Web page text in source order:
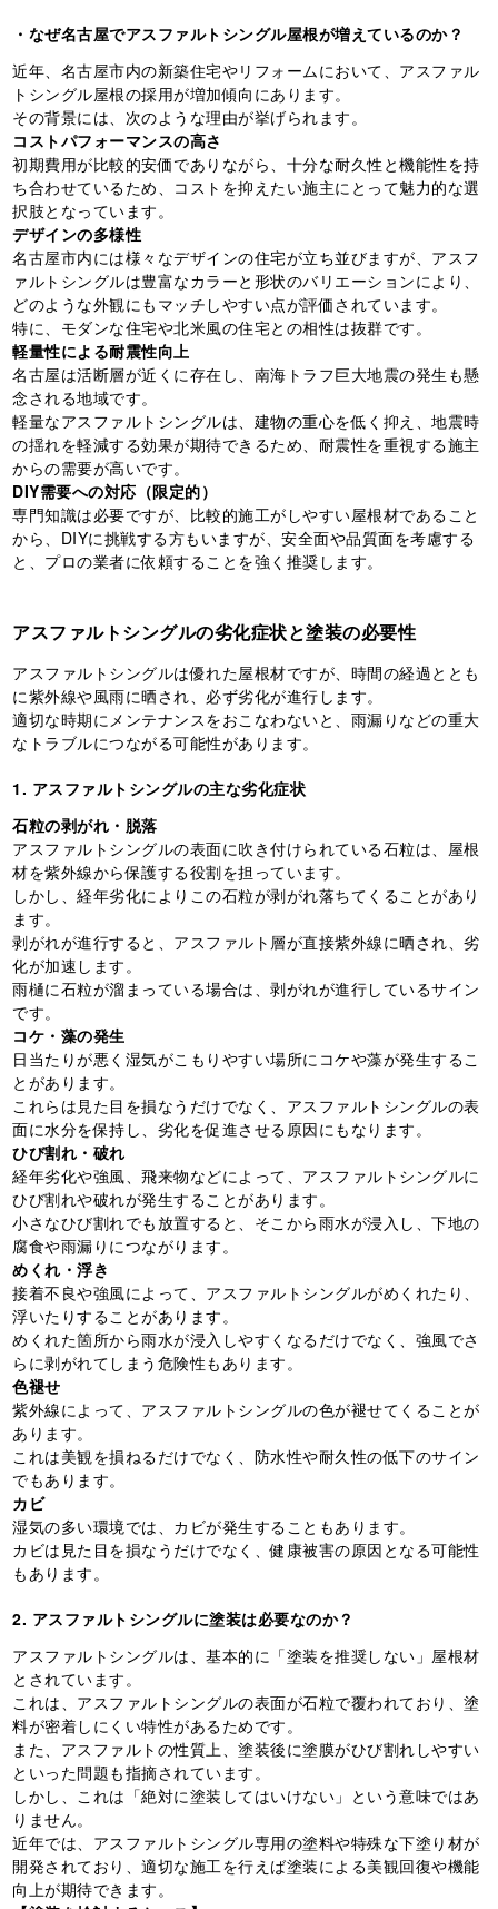
・なぜ名古屋でアスファルトシングル屋根が増えているのか？
近年、名古屋市内の新築住宅やリフォームにおいて、アスファル
トシングル屋根の採用が増加傾向にあります。
その背景には、次のような理由が挙げられます。
コストパフォーマンスの高さ
初期費用が比較的安価でありながら、十分な耐久性と機能性を持
ち合わせているため、コストを抑えたい施主にとって魅力的な選
択肢となっています。
デザインの多様性
名古屋市内には様々なデザインの住宅が立ち並びますが、アスフ
ァルトシングルは豊富なカラーと形状のバリエーションにより、
どのような外観にもマッチしやすい点が評価されています。
特に、モダンな住宅や北米風の住宅との相性は抜群です。
軽量性による耐震性向上
名古屋は活断層が近くに存在し、南海トラフ巨大地震の発生も懸
念される地域です。
軽量なアスファルトシングルは、建物の重心を低く抑え、地震時
の揺れを軽減する効果が期待できるため、耐震性を重視する施主
からの需要が高いです。
DIY需要への対応（限定的）
専門知識は必要ですが、比較的施工がしやすい屋根材であること
から、DIYに挑戦する方もいますが、安全面や品質面を考慮する
と、プロの業者に依頼することを強く推奨します。
アスファルトシングルの劣化症状と塗装の必要性
アスファルトシングルは優れた屋根材ですが、時間の経過ととも
に紫外線や風雨に晒され、必ず劣化が進行します。
適切な時期にメンテナンスをおこなわないと、雨漏りなどの重大
なトラブルにつながる可能性があります。
1. アスファルトシングルの主な劣化症状
石粒の剥がれ・脱落
アスファルトシングルの表面に吹き付けられている石粒は、屋根
材を紫外線から保護する役割を担っています。
しかし、経年劣化によりこの石粒が剥がれ落ちてくることがあり
ます。
剥がれが進行すると、アスファルト層が直接紫外線に晒され、劣
化が加速します。
雨樋に石粒が溜まっている場合は、剥がれが進行しているサイン
です。
コケ・藻の発生
日当たりが悪く湿気がこもりやすい場所にコケや藻が発生するこ
とがあります。
これらは見た目を損なうだけでなく、アスファルトシングルの表
面に水分を保持し、劣化を促進させる原因にもなります。
ひび割れ・破れ
経年劣化や強風、飛来物などによって、アスファルトシングルに
ひび割れや破れが発生することがあります。
小さなひび割れでも放置すると、そこから雨水が浸入し、下地の
腐食や雨漏りにつながります。
めくれ・浮き
接着不良や強風によって、アスファルトシングルがめくれたり、
浮いたりすることがあります。
めくれた箇所から雨水が浸入しやすくなるだけでなく、強風でさ
らに剥がれてしまう危険性もあります。
色褪せ
紫外線によって、アスファルトシングルの色が褪せてくることが
あります。
これは美観を損ねるだけでなく、防水性や耐久性の低下のサイン
でもあります。
カビ
湿気の多い環境では、カビが発生することもあります。
カビは見た目を損なうだけでなく、健康被害の原因となる可能性
もあります。
2. アスファルトシングルに塗装は必要なのか？
アスファルトシングルは、基本的に「塗装を推奨しない」屋根材
とされています。
これは、アスファルトシングルの表面が石粒で覆われており、塗
料が密着しにくい特性があるためです。
また、アスファルトの性質上、塗装後に塗膜がひび割れしやすい
といった問題も指摘されています。
しかし、これは「絶対に塗装してはいけない」という意味ではあ
りません。
近年では、アスファルトシングル専用の塗料や特殊な下塗り材が
開発されており、適切な施工を行えば塗装による美観回復や機能
向上が期待できます。